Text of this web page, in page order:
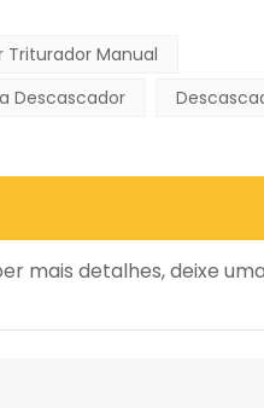
Triturador Manual
Descascador
mais detalhes, deixe